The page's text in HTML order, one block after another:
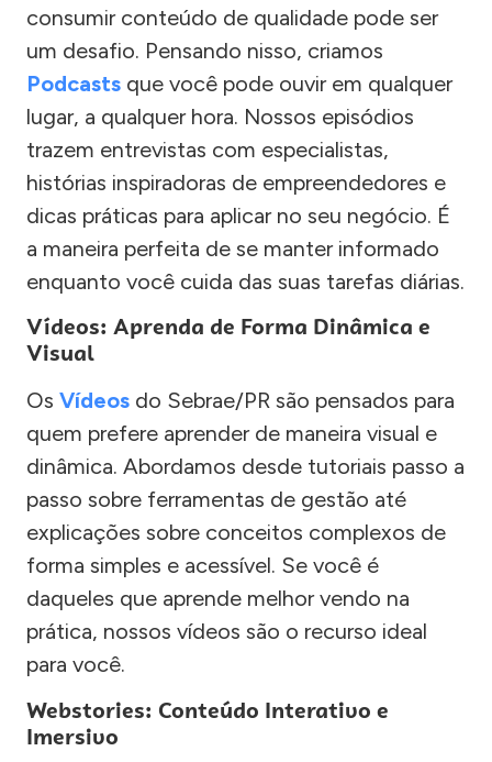
consumir conteúdo de qualidade pode ser
um desafio. Pensando nisso, criamos
Podcasts que você pode ouvir em qualquer
lugar, a qualquer hora. Nossos episódios
trazem entrevistas com especialistas,
histórias inspiradoras de empreendedores e
dicas práticas para aplicar no seu negócio. É
a maneira perfeita de se manter informado
enquanto você cuida das suas tarefas diárias.
Vídeos: Aprenda de Forma Dinâmica e
Visual
Os Vídeos do Sebrae/PR são pensados para
quem prefere aprender de maneira visual e
dinâmica. Abordamos desde tutoriais passo a
passo sobre ferramentas de gestão até
explicações sobre conceitos complexos de
forma simples e acessível. Se você é
daqueles que aprende melhor vendo na
prática, nossos vídeos são o recurso ideal
para você.
Webstories: Conteúdo Interativo e
Imersivo